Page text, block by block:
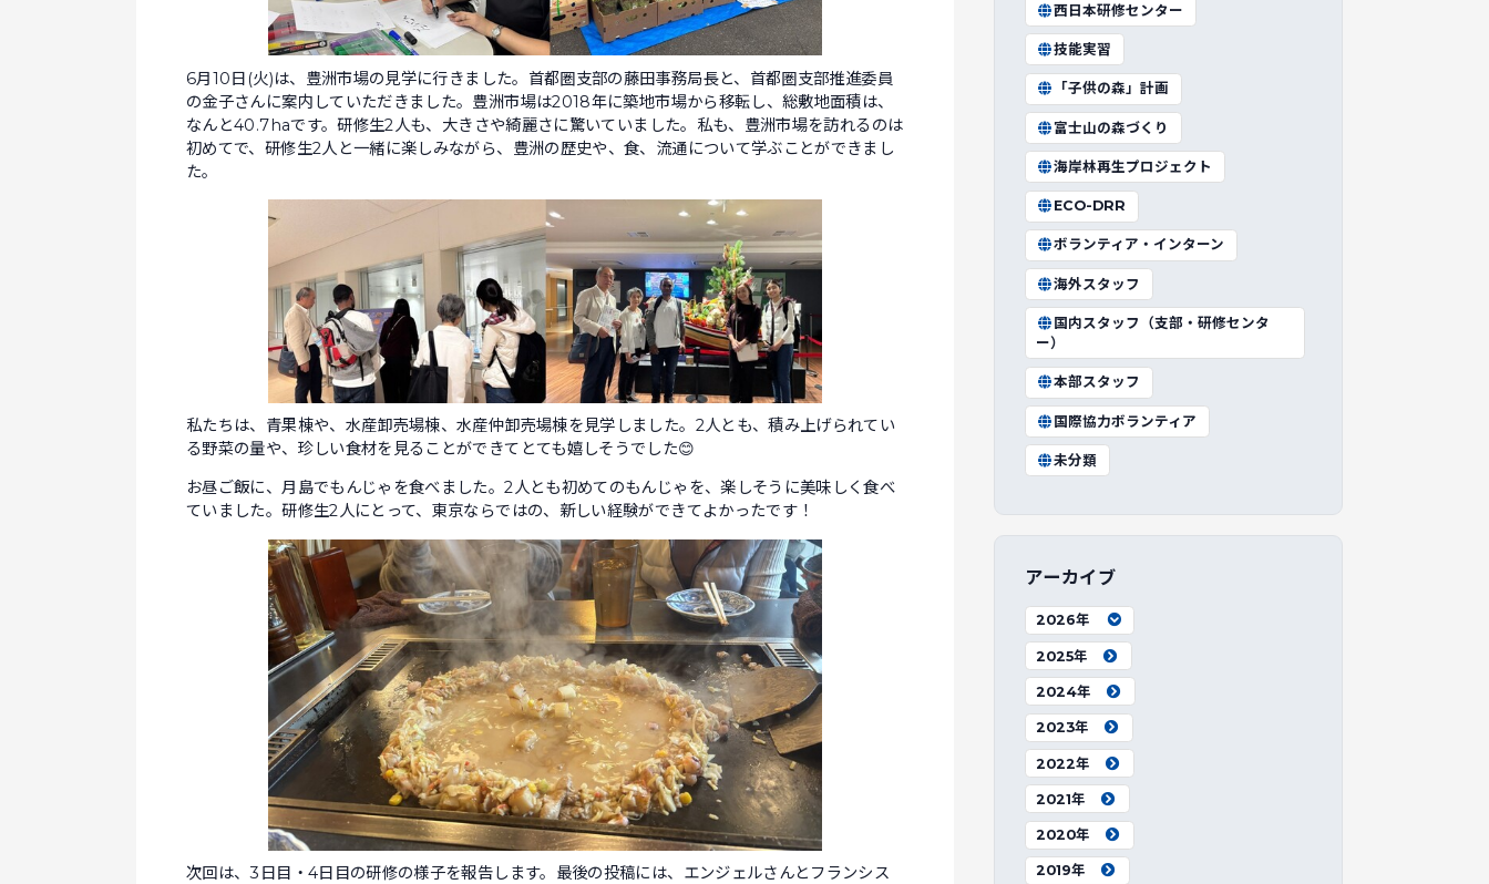
6月10日(火)は、豊洲市場の見学に行きました。首都圏支部の藤田事務局長と、首都圏支部推進委員
の金子さんに案内していただきました。豊洲市場は2018年に築地市場から移転し、総敷地面積は、
なんと40.7haです。研修生2人も、大きさや綺麗さに驚いていました。私も、豊洲市場を訪れるのは
初めてで、研修生2人と一緒に楽しみながら、豊洲の歴史や、食、流通について学ぶことができまし
た。
私たちは、青果棟や、水産卸売場棟、水産仲卸売場棟を見学しました。2人とも、積み上げられてい
る野菜の量や、珍しい食材を見ることができてとても嬉しそうでした😊
お昼ご飯に、月島でもんじゃを食べました。2人とも初めてのもんじゃを、楽しそうに美味しく食べ
ていました。研修生2人にとって、東京ならではの、新しい経験ができてよかったです！
次回は、3日目・4日目の研修の様子を報告します。最後の投稿には、エンジェルさんとフランシス
西日本研修センター
技能実習
「子供の森」計画
富士山の森づくり
海岸林再生プロジェクト
ECO-DRR
ボランティア・インターン
海外スタッフ
国内スタッフ（支部・研修センタ
ー）
本部スタッフ
国際協力ボランティア
未分類
アーカイブ
2026年
2025年
2024年
2023年
2022年
2021年
2020年
2019年